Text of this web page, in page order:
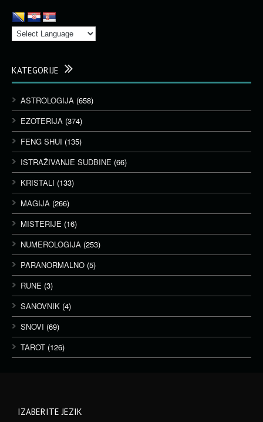
KATEGORIJE
ASTROLOGIJA (658)
EZOTERIJA (374)
FENG SHUI (135)
ISTRAŽIVANJE SUDBINE (66)
KRISTALI (133)
MAGIJA (266)
MISTERIJE (16)
NUMEROLOGIJA (253)
PARANORMALNO (5)
RUNE (3)
SANOVNIK (4)
SNOVI (69)
TAROT (126)
IZABERITE JEZIK